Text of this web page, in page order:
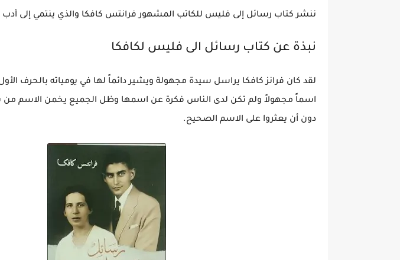
ننشر كتاب رسائل إلى فليس للكاتب المشهور فرانتس كافكا والذي ينتمي إلى أدب
نبذة عن كتاب رسائل الى فليس لكافكا
لقد كان فرانز كافكا يراسل سيدة مجهولة ويشير دائماً لها في يومياته بالحرف
اسماً مجهولاً ولم تكن لدى الناس فكرة عن اسمها وظل الجميع يخمن الاسم من
دون أن يعثروا على الاسم الصحيح.